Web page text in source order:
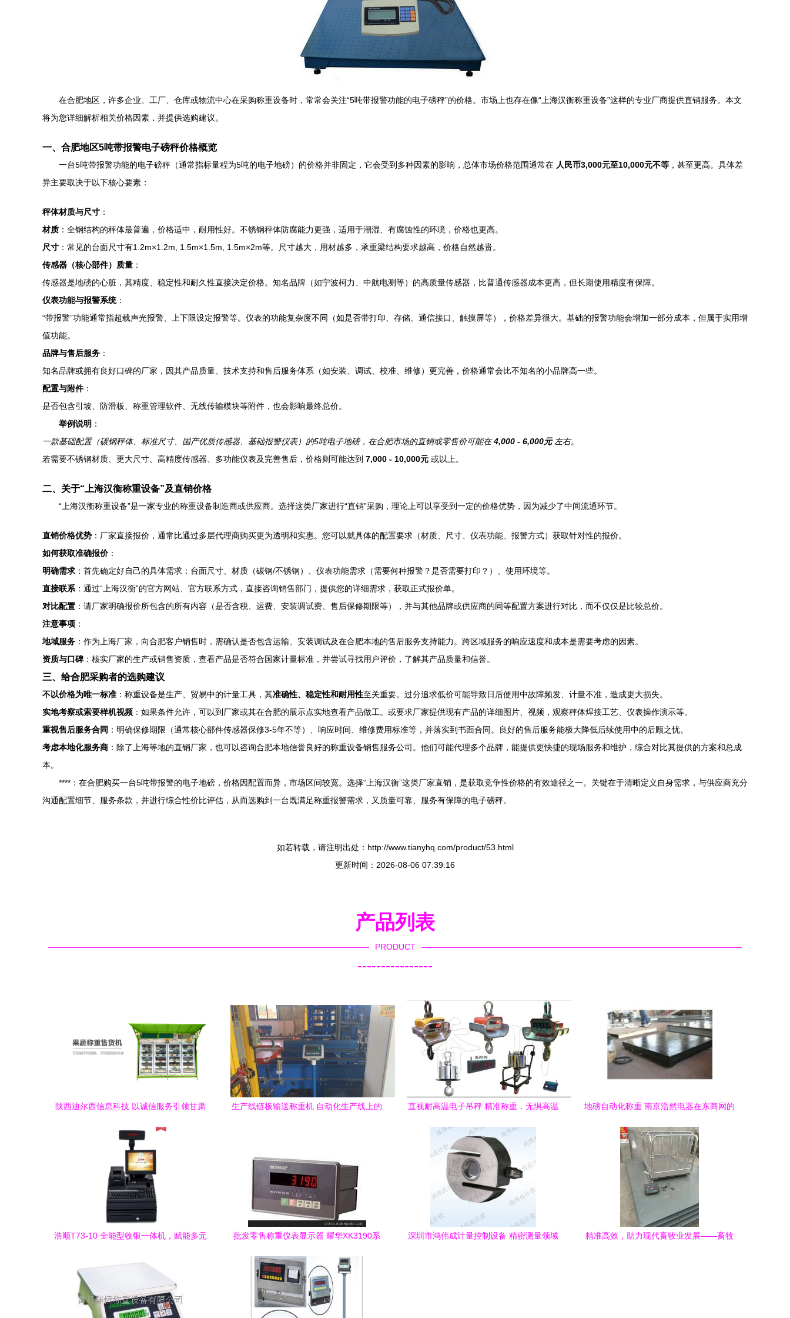
在合肥地区，许多企业、工厂、仓库或物流中心在采购称重设备时，常常会关注“5吨带报警功能的电子磅秤”的价格。市场上也存在像“上海汉衡称重设备”这样的专业厂商提供直销服务。本文
将为您详细解析相关价格因素，并提供选购建议。
一、合肥地区5吨带报警电子磅秤价格概览
一台5吨带报警功能的电子磅秤（通常指标量程为5吨的电子地磅）的价格并非固定，它会受到多种因素的影响，总体市场价格范围通常在 人民币3,000元至10,000元不等 ，甚至更高。具体差
异主要取决于以下核心要素：
秤体材质与尺寸 ：
材质 ：全钢结构的秤体最普遍，价格适中，耐用性好。不锈钢秤体防腐能力更强，适用于潮湿、有腐蚀性的环境，价格也更高。
尺寸 ：常见的台面尺寸有1.2m×1.2m, 1.5m×1.5m, 1.5m×2m等。尺寸越大，用材越多，承重梁结构要求越高，价格自然越贵。
传感器（核心部件）质量 ：
传感器是地磅的心脏，其精度、稳定性和耐久性直接决定价格。知名品牌（如宁波柯力、中航电测等）的高质量传感器，比普通传感器成本更高，但长期使用精度有保障。
仪表功能与报警系统：
“带报警”功能通常指超载声光报警、上下限设定报警等。仪表的功能复杂度不同（如是否带打印、存储、通信接口、触摸屏等），价格差异很大。基础的报警功能会增加一部分成本，但属于实用增
值功能。
品牌与售后服务 ：
知名品牌或拥有良好口碑的厂家，因其产品质量、技术支持和售后服务体系（如安装、调试、校准、维修）更完善，价格通常会比不知名的小品牌高一些。
配置与附件：
是否包含引坡、防滑板、称重管理软件、无线传输模块等附件，也会影响最终总价。
举例说明 ：
一款基础配置（碳钢秤体、标准尺寸、国产优质传感器、基础报警仪表）的5吨电子地磅，在合肥市场的直销或零售价可能在4,000 - 6,000元左右。
若需要不锈钢材质、更大尺寸、高精度传感器、多功能仪表及完善售后，价格则可能达到 7,000 - 10,000元 或以上。
二、关于“上海汉衡称重设备”及直销价格
“上海汉衡称重设备”是一家专业的称重设备制造商或供应商。选择这类厂家进行“直销”采购，理论上可以享受到一定的价格优势，因为减少了中间流通环节。
直销价格优势 ：厂家直接报价，通常比通过多层代理商购买更为透明和实惠。您可以就具体的配置要求（材质、尺寸、仪表功能、报警方式）获取针对性的报价。
如何获取准确报价：
明确需求 ：首先确定好自己的具体需求：台面尺寸、材质（碳钢/不锈钢）、仪表功能需求（需要何种报警？是否需要打印？）、使用环境等。
直接联系 ：通过“上海汉衡”的官方网站、官方联系方式，直接咨询销售部门，提供您的详细需求，获取正式报价单。
对比配置 ：请厂家明确报价所包含的所有内容（是否含税、运费、安装调试费、售后保修期限等），并与其他品牌或供应商的同等配置方案进行对比，而不仅仅是比较总价。
注意事项 ：
地域服务 ：作为上海厂家，向合肥客户销售时，需确认是否包含运输、安装调试及在合肥本地的售后服务支持能力。跨区域服务的响应速度和成本是需要考虑的因素。
资质与口碑 ：核实厂家的生产或销售资质，查看产品是否符合国家计量标准，并尝试寻找用户评价，了解其产品质量和信誉。
三、给合肥采购者的选购建议
不以价格为唯一标准 ：称重设备是生产、贸易中的计量工具，其准确性、稳定性和耐用性至关重要。过分追求低价可能导致日后使用中故障频发、计量不准，造成更大损失。
实地考察或索要样机视频 ：如果条件允许，可以到厂家或其在合肥的展示点实地查看产品做工。或要求厂家提供现有产品的详细图片、视频，观察秤体焊接工艺、仪表操作演示等。
重视售后服务合同 ：明确保修期限（通常核心部件传感器保修3-5年不等）、响应时间、维修费用标准等，并落实到书面合同。良好的售后服务能极大降低后续使用中的后顾之忧。
考虑本地化服务商 ：除了上海等地的直销厂家，也可以咨询合肥本地信誉良好的称重设备销售服务公司。他们可能代理多个品牌，能提供更快捷的现场服务和维护，综合对比其提供的方案和总成
本。
****：在合肥购买一台5吨带报警的电子地磅，价格因配置而异，市场区间较宽。选择“上海汉衡”这类厂家直销，是获取竞争性价格的有效途径之一。关键在于清晰定义自身需求，与供应商充分
沟通配置细节、服务条款，并进行综合性价比评估，从而选购到一台既满足称重报警需求，又质量可靠、服务有保障的电子磅秤。
如若转载，请注明出处：http://www.tianyhq.com/product/53.html
更新时间：2026-08-06 07:39:16
产品列表
PRODUCT
----------------
陕西迪尔西信息科技 以诚信服务引领甘肃
章
生产线链板输送称重机 自动化生产线上的
直视耐高温电子吊秤 精准称重，无惧高温
地磅自动化称重 南京浩然电器在东商网的
浩顺T73-10 全能型收银一体机，赋能多元
批发零售称重仪表显示器 耀华XK3190系
介绍
深圳市鸿伟成计量控制设备 精密测量领域
精准高效，助力现代畜牧业发展——畜牧